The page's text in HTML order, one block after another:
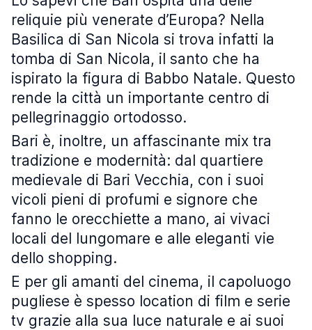
reliquie più venerate d’Europa? Nella
Basilica di San Nicola si trova infatti la
tomba di San Nicola, il santo che ha
ispirato la figura di Babbo Natale. Questo
rende la città un importante centro di
pellegrinaggio ortodosso.
Bari è, inoltre, un affascinante mix tra
tradizione e modernità: dal quartiere
medievale di Bari Vecchia, con i suoi
vicoli pieni di profumi e signore che
fanno le orecchiette a mano, ai vivaci
locali del lungomare e alle eleganti vie
dello shopping.
E per gli amanti del cinema, il capoluogo
pugliese è spesso location di film e serie
tv grazie alla sua luce naturale e ai suoi